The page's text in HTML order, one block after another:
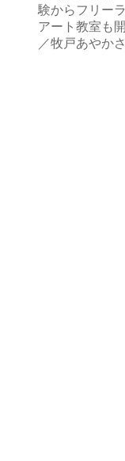
験からフリー
アート教室も
／牧戸あやかさ